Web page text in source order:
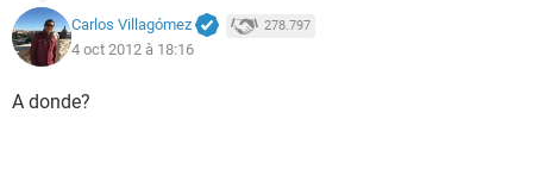
Carlos Villagómez 278.797
4 oct 2012 à 18:16
A donde?